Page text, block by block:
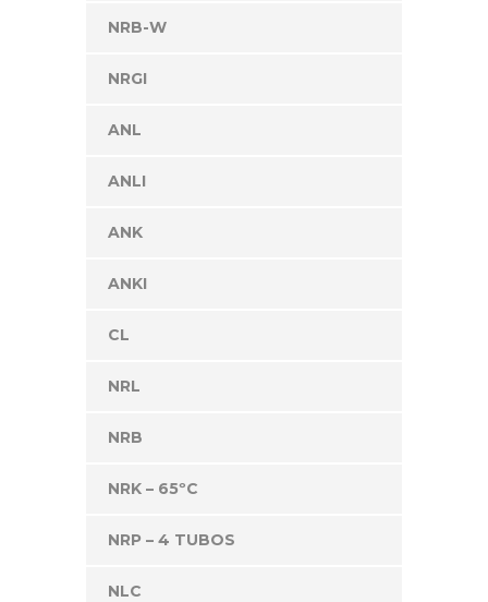
NRB-W
NRGI
ANL
ANLI
ANK
ANKI
CL
NRL
NRB
NRK – 65ºC
NRP – 4 TUBOS
NLC